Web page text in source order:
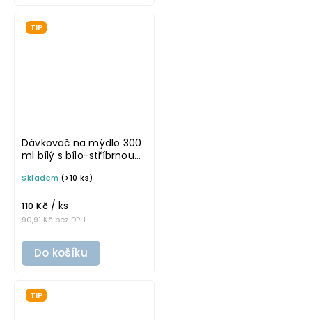
TIP
Dávkovač na mýdlo 300
ml bílý s bílo-stříbrnou
Skladem (>10 ks)
90,91 Kč bez DPH
110 Kč / ks
Do košíku
TIP